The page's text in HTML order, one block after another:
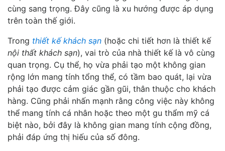
cùng sang trọng. Đây cũng là xu hướng được áp dụng
trên toàn thế giới.
Trong thiết kế khách sạn (hoặc chi tiết hơn là thiết kế
nội thất khách sạn), vai trò của nhà thiết kế là vô cùng
quan trọng. Cụ thể, họ vừa phải tạo một không gian
rộng lớn mang tính tổng thể, có tầm bao quát, lại vừa
phải tạo được cảm giác gần gũi, thân thuộc cho khách
hàng. Cũng phải nhấn mạnh rằng công việc này không
thể mang tính cá nhân hoặc theo một gu thẩm mỹ cá
biệt nào, bởi đây là không gian mang tính cộng đồng,
phải đáp ứng thị hiếu của số đông.